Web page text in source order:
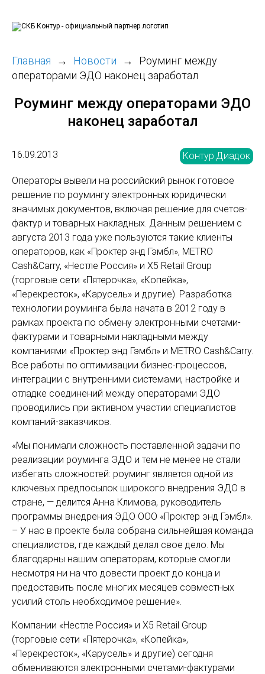
Главная Новости
Роуминг между
операторами ЭДО наконец заработал
Роуминг между операторами ЭДО
наконец заработал
16.09.2013 Контур.Диадок
Операторы вывели на российский рынок готовое
решение по роумингу электронных юридически
значимых документов, включая решение для счетов-
фактур и товарных накладных. Данным решением с
августа 2013 года уже пользуются такие клиенты
операторов, как «Проктер энд Гэмбл», METRO
Cash&Carry, «Нестле Россия» и X5 Retail Group
(торговые сети «Пятерочка», «Копейка»,
«Перекресток», «Карусель» и другие). Разработка
технологии роуминга была начата в 2012 году в
рамках проекта по обмену электронными счетами-
фактурами и товарными накладными между
компаниями «Проктер энд Гэмбл» и METRO Cash&Carry.
Все работы по оптимизации бизнес-процессов,
интеграции с внутренними системами, настройке и
отладке соединений между операторами ЭДО
проводились при активном участии специалистов
компаний-заказчиков.
«Мы понимали сложность поставленной задачи по
реализации роуминга ЭДО и тем не менее не стали
избегать сложностей: роуминг является одной из
ключевых предпосылок широкого внедрения ЭДО в
стране, — делится Анна Климова, руководитель
программы внедрения ЭДО ООО «Проктер энд Гэмбл».
– У нас в проекте была собрана сильнейшая команда
специалистов, где каждый делал свое дело. Мы
благодарны нашим операторам, которые смогли
несмотря ни на что довести проект до конца и
предоставить после многих месяцев совместных
усилий столь необходимое решение».
Компании «Нестле Россия» и X5 Retail Group
(торговые сети «Пятерочка», «Копейка»,
«Перекресток», «Карусель» и другие) сегодня
обмениваются электронными счетами-фактурами